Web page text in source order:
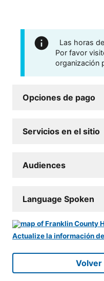
Las horas
Por favor
organización
Opciones de pago
Servicios en el sitio
Audiences
Language Spoken
Actualize la información
Volver